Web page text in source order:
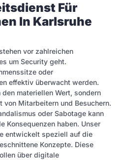
Für
In Karlsruhe
vor zahlreichen
um Security geht.
oder
effektiv überwacht werden.
materiellen Wert, sondern
von Mitarbeitern und Besuchern.
oder Sabotage kann
Konsequenzen haben. Unser
entwickelt speziell auf die
Konzepte. Diese
über digitale